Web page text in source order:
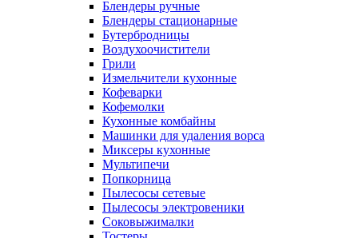
Блендеры ручные
Блендеры стационарные
Бутербродницы
Воздухоочистители
Грили
Измельчители кухонные
Кофеварки
Кофемолки
Кухонные комбайны
Машинки для удаления ворса
Миксеры кухонные
Мультипечи
Попкорница
Пылесосы сетевые
Пылесосы электровеники
Соковыжималки